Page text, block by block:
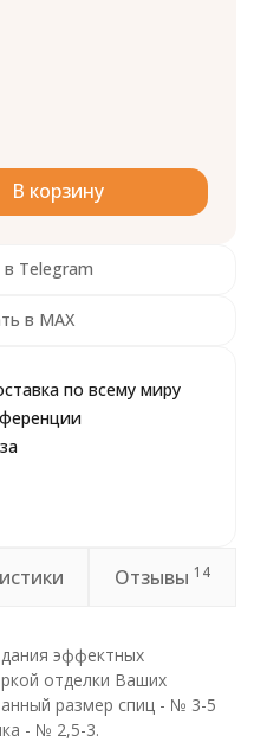
В корзину
Telegram
в MAX
по всему миру
Отзывы 14
эффектных
отделки Ваших
размер спиц - № 3-5
- № 2,5-3.